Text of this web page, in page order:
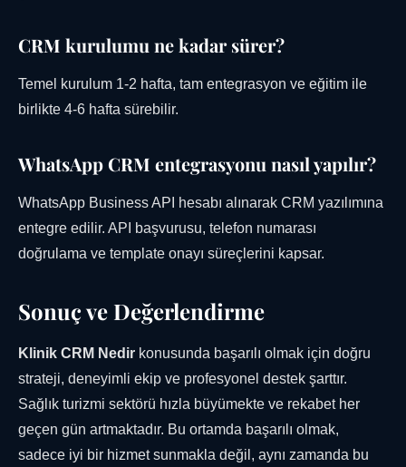
CRM kurulumu ne kadar sürer?
Temel kurulum 1-2 hafta, tam entegrasyon ve eğitim ile
birlikte 4-6 hafta sürebilir.
WhatsApp CRM entegrasyonu nasıl yapılır?
WhatsApp Business API hesabı alınarak CRM yazılımına
entegre edilir. API başvurusu, telefon numarası
doğrulama ve template onayı süreçlerini kapsar.
Sonuç ve Değerlendirme
Klinik CRM Nedir konusunda başarılı olmak için doğru
strateji, deneyimli ekip ve profesyonel destek şarttır.
Sağlık turizmi sektörü hızla büyümekte ve rekabet her
geçen gün artmaktadır. Bu ortamda başarılı olmak,
sadece iyi bir hizmet sunmakla değil, aynı zamanda bu